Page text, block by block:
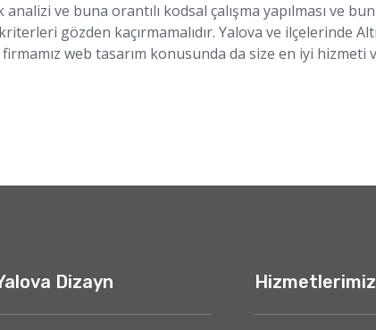
ve buna orantılı kodsal çalışma yapılması ve
gözden kaçırmamalıdır. Yalova ve ilçelerinde
web tasarım konusunda da size en iyi
Dizayn Hizmetlerimiz